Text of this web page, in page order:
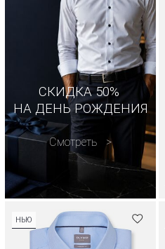
СКИДКА 50%
НА ДЕНЬ РОЖДЕНИЯ
Смотреть
НЬЮ